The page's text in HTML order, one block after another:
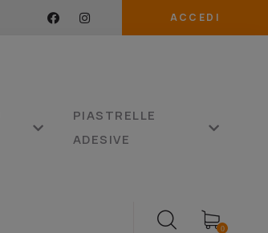
ACCEDI
PIASTRELLE
ADESIVE
0